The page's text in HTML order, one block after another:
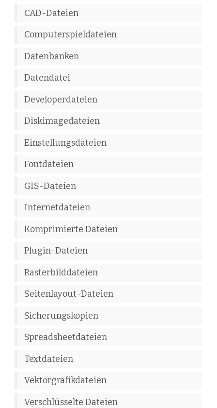
CAD-Dateien
Computerspieldateien
Datenbanken
Datendatei
Developerdateien
Diskimagedateien
Einstellungsdateien
Fontdateien
GIS-Dateien
Internetdateien
Komprimierte Dateien
Plugin-Dateien
Rasterbilddateien
Seitenlayout-Dateien
Sicherungskopien
Spreadsheetdateien
Textdateien
Vektorgrafikdateien
Verschlüsselte Dateien